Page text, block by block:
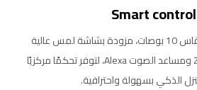
Smart
لوحة تحكم ذكية احترافية مقاس 10 بوصات، مزودة بشاشة لمس عالية
الدقة، وتدعم Wi-Fi وZigbee ومساعد الصوت Alexa، لتوفر تحكمًا مركزيًا
الذكي بسهولة واحترافية.
Create an